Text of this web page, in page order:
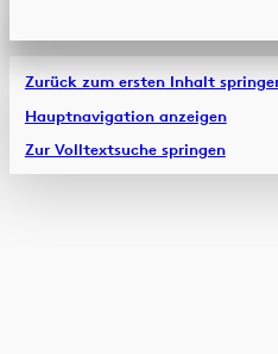
Zurück zum ersten Inhalt
Hauptnavigation anzeigen
Zur Volltextsuche springen